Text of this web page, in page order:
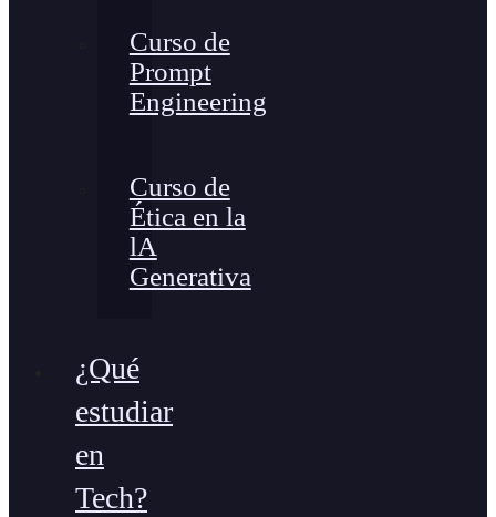
Curso de
Prompt
Engineering
Curso de
Ética en la
lA
Generativa
¿Qué
estudiar
en
Tech?